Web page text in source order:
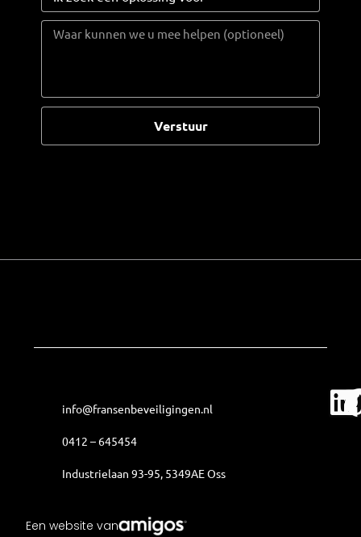
Verstuur
Home
Contact
info@fransenbeveiligingen.nl
0412 – 645454
Industrielaan 93-95, 5349AE Oss
Een website van